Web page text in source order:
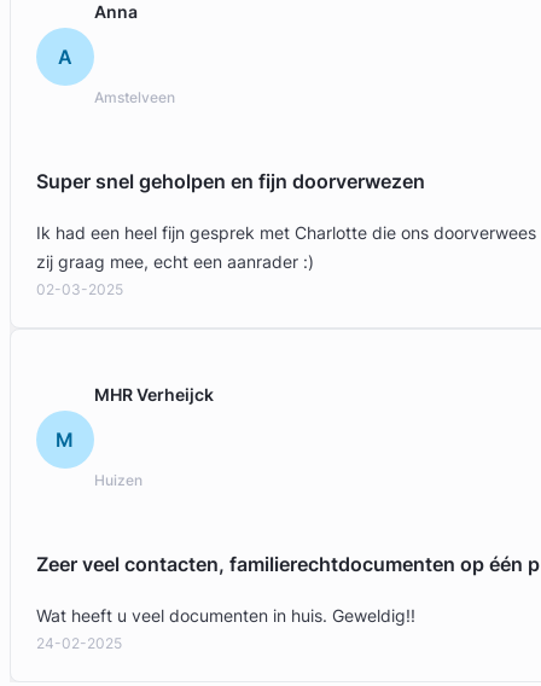
A
Anna
Amstelveen
Super snel geholpen en fijn doorverwezen
Ik had een heel fijn gesprek met Charlotte die ons
zij graag mee, echt een aanrader :)
02-03-2025
M
MHR Verheijck
Huizen
Zeer veel contacten, familierechtdocumenten op één
Wat heeft u veel documenten in huis. Geweldig!!
24-02-2025